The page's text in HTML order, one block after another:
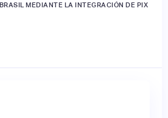
MEDIANTE LA INTEGRACIÓN DE PIX